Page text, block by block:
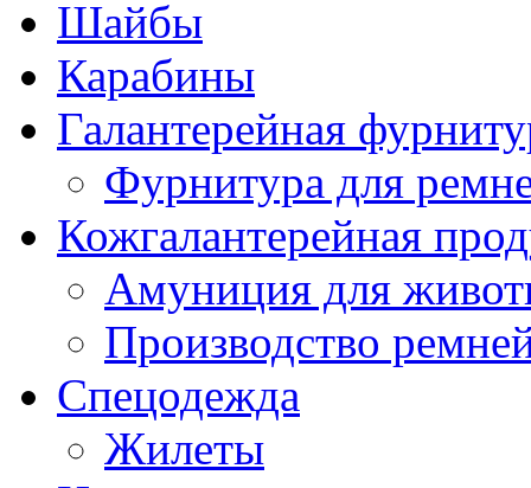
Шайбы
Карабины
Галантерейная
Фурнитура для
Кожгалантерейная
Амуниция для
Производство
Спецодежда
Жилеты